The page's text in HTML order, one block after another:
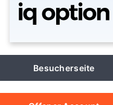
Besucherseite